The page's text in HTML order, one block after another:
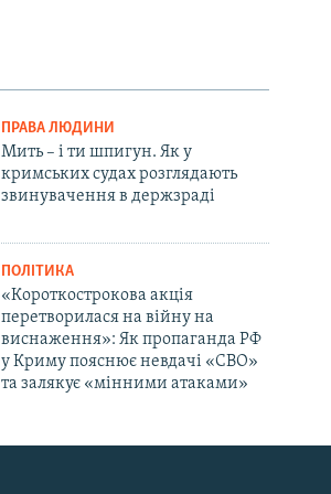
ПРАВА ЛЮДИНИ
Мить – і ти шпигун. Як у
кримських судах розглядають
звинувачення в держзраді
ПОЛІТИКА
«Короткострокова акція
перетворилася на війну на
виснаження»: Як пропаганда РФ
у Криму пояснює невдачі «СВО»
та залякує «мінними атаками»